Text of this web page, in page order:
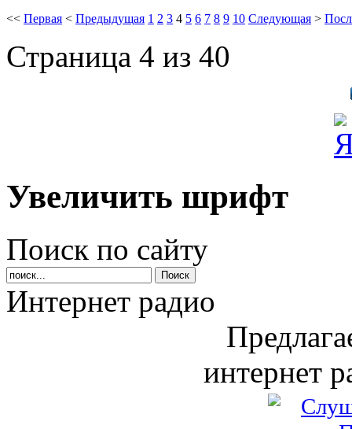
<< Первая < Предыдущая 1 2 3 4 5 6 7 8 9 10 Следующая >
Страница 4 из 40
Увеличить шрифт
Поиск по сайту
Интернет радио
интернет